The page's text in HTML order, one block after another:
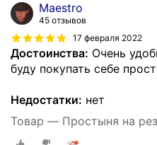
Maestro
45 отзывов
17 февраля 2022
Достоинства: Очень
буду покупать себе
Недостатки: нет
Товар — Простыня на